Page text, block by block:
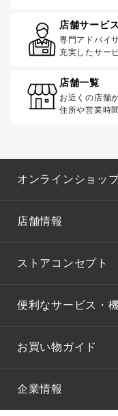
店舗サービス
専門アドバイ
充実したサー
店舗一覧
お近くの店舗
住所や営業時
オンラインショッ
店舗情報
ストアコンセプト
便利なサービス・
お買い物ガイド
企業情報